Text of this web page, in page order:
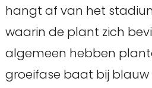
hangt af van het
waarin de plant zich
algemeen hebben
groeifase baat bij